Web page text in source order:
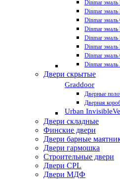
Dinmar эмаль
Dinmar
Dinmar эмаль
Dinmar эмаль
Dinmar эмаль
Dinmar
Dinmar эмаль
Dinmar эмаль
Двери скрытые
Graddoor
Дверные
Дверная
Urban Invisible
Двери складные
Финские двери
Двери барные
Двери гармошка
Строительные двери
Двери CРL
Двери МДФ